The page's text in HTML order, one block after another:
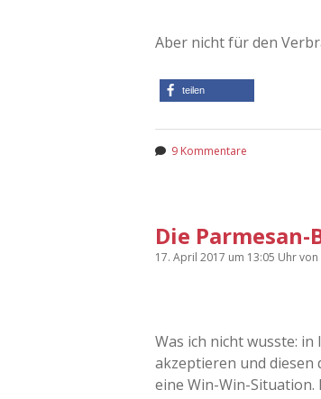
Aber nicht für den
teilen
9 Kommentare
Die
17. April 2017 um 13:05 Uhrvon
Was ich nicht wusste:
akzeptieren und diesen
eine Win-Win-Situation.